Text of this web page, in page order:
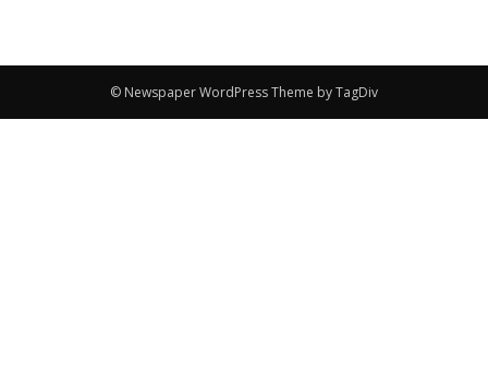
© Newspaper WordPress Theme by TagDiv